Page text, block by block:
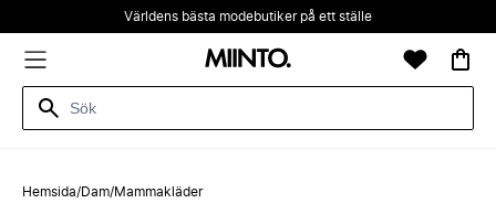
Världens bästa modebutiker på ett ställe
Hemsida/Dam/Mammakläder